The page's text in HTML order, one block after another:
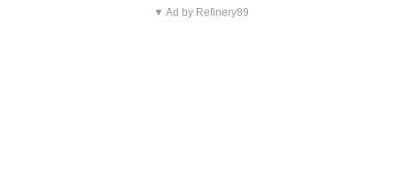
▼ Ad by Refinery89